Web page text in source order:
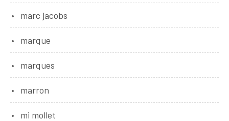
marc jacobs
marque
marques
marron
mi mollet